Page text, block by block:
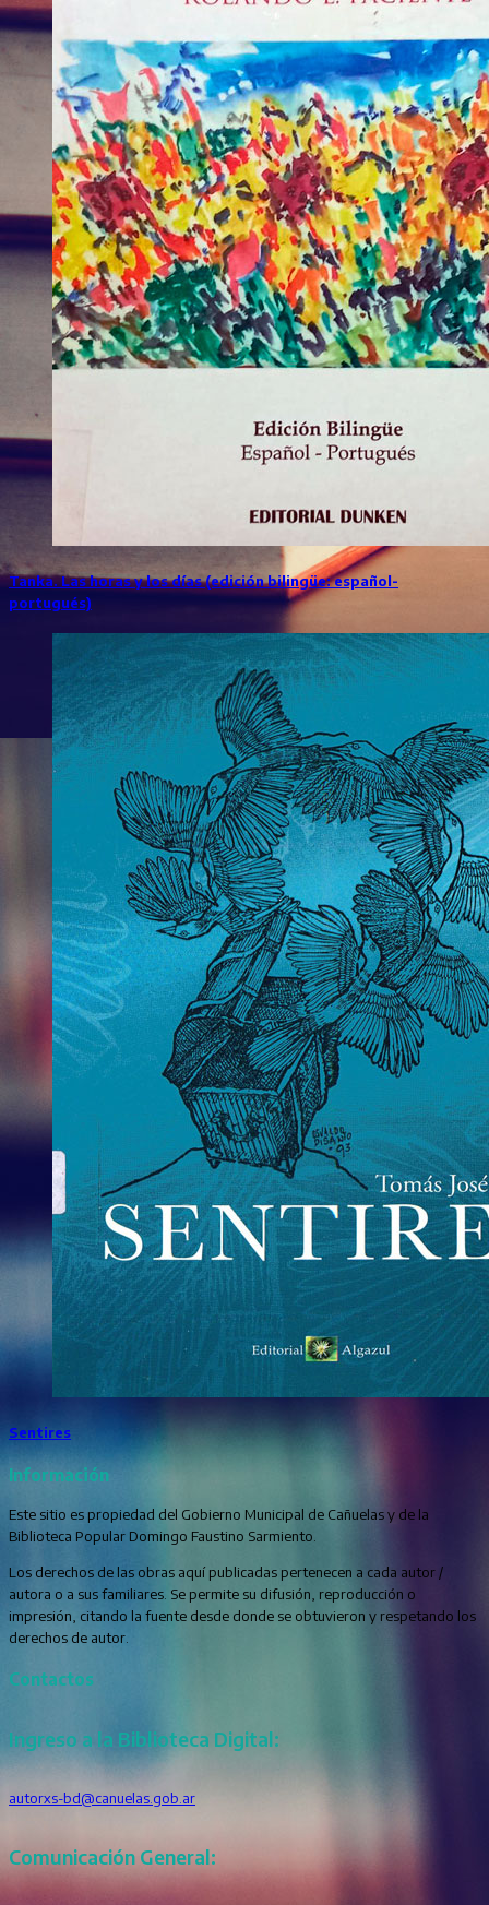
Tanka. Las horas y los días (edición bilingüe: español-
portugués)
Sentires
Información
Este sitio es propiedad del Gobierno Municipal de Cañuelas y de la
Biblioteca Popular Domingo Faustino Sarmiento.
Los derechos de las obras aquí publicadas pertenecen a cada autor /
autora o a sus familiares. Se permite su difusión, reproducción o
impresión, citando la fuente desde donde se obtuvieron y respetando los
derechos de autor.
Contactos
Ingreso a la Biblioteca Digital:
autorxs-bd@canuelas.gob.ar
Comunicación General: